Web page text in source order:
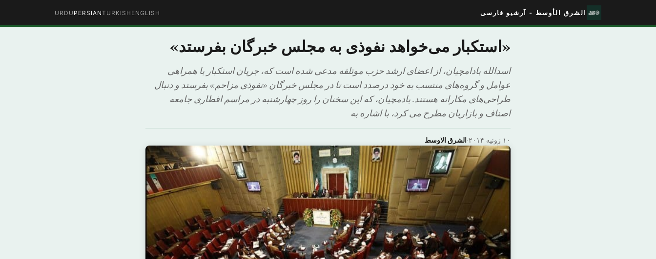
الشرق الأوسط - آرشیو فارسی ENGLISH
TURKISH
PERSIAN
URDU
«استکبار می‌خواهد نفوذی به مجلس خبرگان بفرستد»
اسدالله بادامچیان، از اعضای ارشد حزب موتلفه مدعی شده است که، جریان استکبار با همراهی
عوامل و گروه‌های منتسب به خود درصدد است تا در مجلس خبرگان «نفوذی مزاحم» بفرستد و دنبال
طراحی‌های مکارانه هستند. بادمچیان، که این سخنان را روز چهارشنبه در مراسم افطاری جامعه
اصناف و بازاریان مطرح می کرد، با اشاره به
الشرق الاوسط· ۱۰ ژوئیه ۲۰۱۴